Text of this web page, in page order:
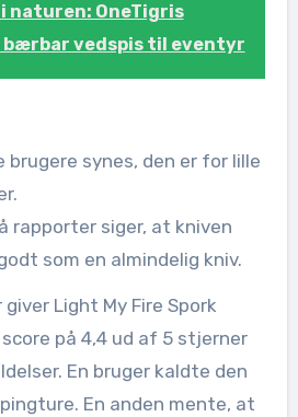
i naturen: OneTigris
bærbar vedspis til eventyr
brugere synes, den er for lille
rapporter siger, at kniven
som en almindelig kniv.
Light My Fire Spork
på 4,4 ud af 5 stjerner
En bruger kaldte den
En anden mente, at